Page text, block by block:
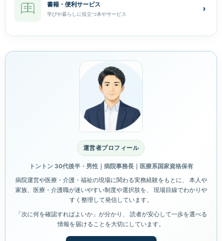
書籍・便利サービス
学びや暮らしに役立つ本やサービス
›
運営者プロフィール
トントン 30代後半・男性｜病院事務長｜医療系国家資格保有
病院運営や医療・介護・福祉の現場に関わる実務経験をもとに、 本人や
家族、医療・介護職が迷いやすい制度や選択肢を、 現場目線でわかりや
すく整理して発信しています。
「次に何を確認すればよいか」が分かり、 読者が安心して一歩を選べる
情報を届けることを大切にしています。